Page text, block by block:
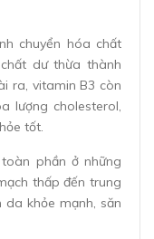
chuyển hóa chất
dư thừa thành
ra, vitamin B3 còn
lượng cholesterol,
tốt.
phần ở những
thấp đến trung
khỏe mạnh, săn